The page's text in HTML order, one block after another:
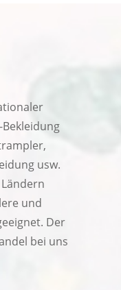
usw.
und
Der
bei uns